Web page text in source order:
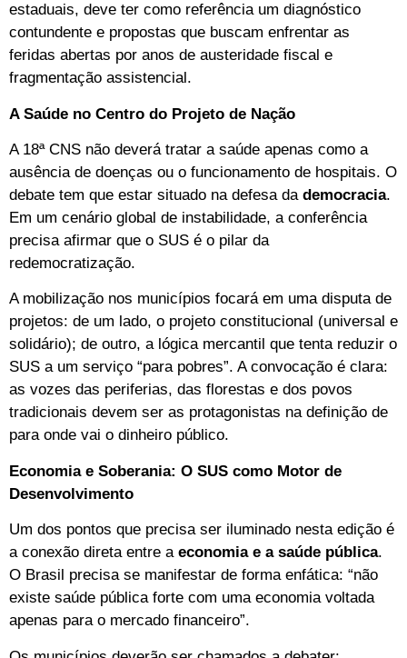
estaduais, deve ter como referência um diagnóstico
contundente e propostas que buscam enfrentar as
feridas abertas por anos de austeridade fiscal e
fragmentação assistencial.
A Saúde no Centro do Projeto de Nação
A 18ª CNS não deverá tratar a saúde apenas como a
ausência de doenças ou o funcionamento de hospitais. O
debate tem que estar situado na defesa da democracia.
Em um cenário global de instabilidade, a conferência
precisa afirmar que o SUS é o pilar da
redemocratização.
A mobilização nos municípios focará em uma disputa de
projetos: de um lado, o projeto constitucional (universal e
solidário); de outro, a lógica mercantil que tenta reduzir o
SUS a um serviço “para pobres”. A convocação é clara:
as vozes das periferias, das florestas e dos povos
tradicionais devem ser as protagonistas na definição de
para onde vai o dinheiro público.
Economia e Soberania: O SUS como Motor de
Desenvolvimento
Um dos pontos que precisa ser iluminado nesta edição é
a conexão direta entre a economia e a saúde pública.
O Brasil precisa se manifestar de forma enfática: “não
existe saúde pública forte com uma economia voltada
apenas para o mercado financeiro”.